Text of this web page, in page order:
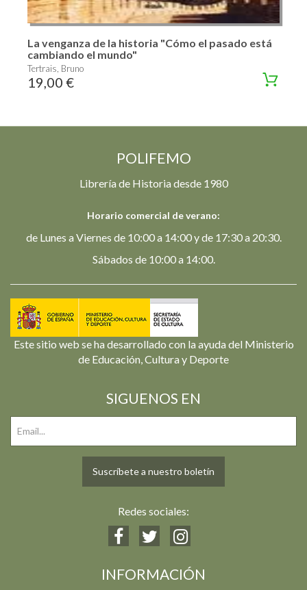
La venganza de la historia "Cómo el pasado está
cambiando el mundo"
Tertrais, Bruno
19,00 €
POLIFEMO
Librería de Historia desde 1980
Horario comercial de verano:
de Lunes a Viernes de 10:00 a 14:00 y de 17:30 a 20:30.
Sábados de 10:00 a 14:00.
Este sitio web se ha desarrollado con la ayuda del Ministerio
de Educación, Cultura y Deporte
SIGUENOS EN
Suscríbete a nuestro boletín
Redes sociales:
INFORMACIÓN